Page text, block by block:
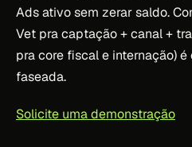
Ads ativo sem zerar saldo.
Vet pra captação + canal +
pra core fiscal e internação)
faseada.
Solicite uma demonstração